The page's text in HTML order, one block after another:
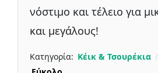
νόστιμο και τέλειο για
και μεγάλους!
Κατηγορία: Κέικ & Τσουρέκια